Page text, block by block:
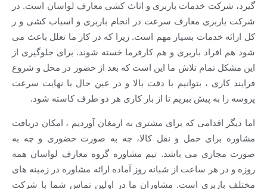
خدمات باربری و اثاث کشی معارف لواسان است. در
معارف سرعت در انجام باربری و اسباب کشی و ر
بسیار مهم است. زیرا که در کار ما تعلل باعث می
باربری و هم کارفرما خسته شوند. برای جلوگیری از
تلاش ما این است که بعد از حضور در محل و شروع
، بتوانیم با دقت بالا و در عین حال با نهایت سرعت
پیش ببریم تا از بار کاری هر دو طرف کاسته شود.
که برای مشتری به ارمغان آوردیم ، امکان دریافت
حمل و نقل کالا، چه به صورت حضوری و چه به
می باشد. تیم مشاوره گروه معارف لواسان همه
ساعت از شبانه روز آماده ارائه مشاوره در زمینه های
است. مشاوران ما در اولین تماس شما با شرکت